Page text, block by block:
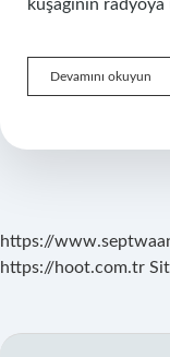
kuşağının
Devamını okuyun
https://
https://hoot.com.tr